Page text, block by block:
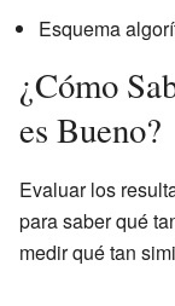
Esquema
¿Cómo
es Bueno?
Evaluar los
para saber qué
medir qué tan